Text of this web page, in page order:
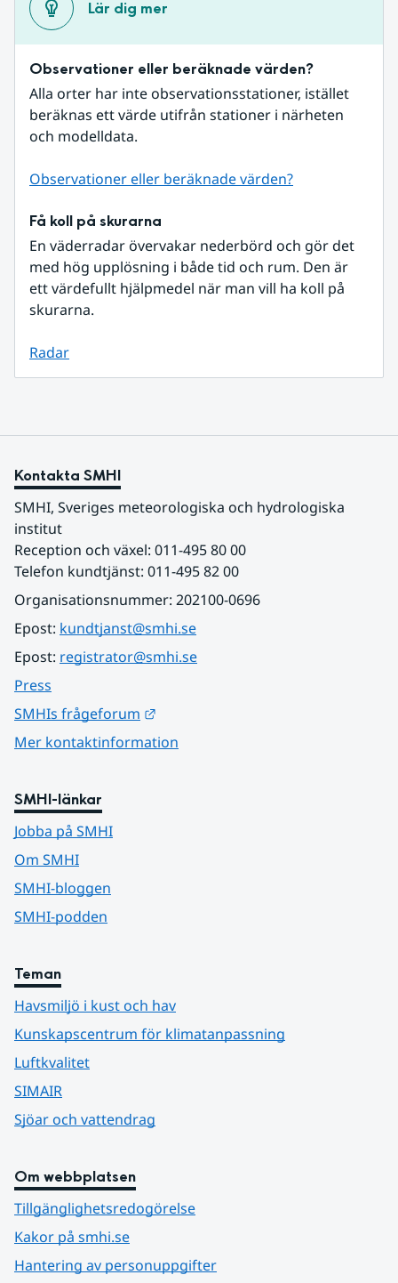
Lär dig mer
Observationer eller beräknade värden?
Alla orter har inte observationsstationer, istället
beräknas ett värde utifrån stationer i närheten
och modelldata.
Observationer eller beräknade värden?
Få koll på skurarna
En väderradar övervakar nederbörd och gör det
med hög upplösning i både tid och rum. Den är
ett värdefullt hjälpmedel när man vill ha koll på
skurarna.
Radar
Kontakta SMHI
SMHI, Sveriges meteorologiska och hydrologiska
institut
Reception och växel: 011-495 80 00
Telefon kundtjänst: 011-495 82 00
Organisationsnummer: 202100-0696
Epost: kundtjanst@smhi.se
Epost: registrator@smhi.se
Press
SMHIs frågeforum
Mer kontaktinformation
SMHI-länkar
Jobba på SMHI
Om SMHI
SMHI-bloggen
SMHI-podden
Teman
Havsmiljö i kust och hav
Kunskapscentrum för klimatanpassning
Luftkvalitet
SIMAIR
Sjöar och vattendrag
Om webbplatsen
Tillgänglighetsredogörelse
Kakor på smhi.se
Hantering av personuppgifter